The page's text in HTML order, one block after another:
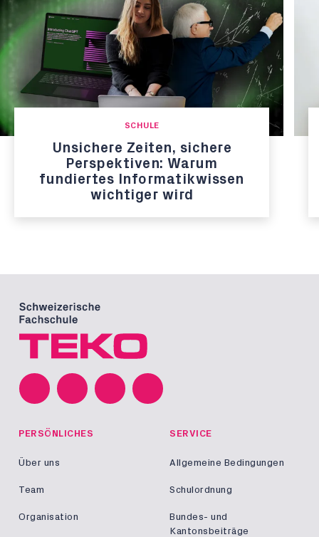
SCHULE
Unsichere Zeiten, sichere
Perspektiven: Warum
fundiertes Informatikwissen
wichtiger wird
PERSÖNLICHES
Über uns
Team
Organisation
SERVICE
Allgemeine Bedingungen
Schulordnung
Bundes- und
Kantonsbeiträge